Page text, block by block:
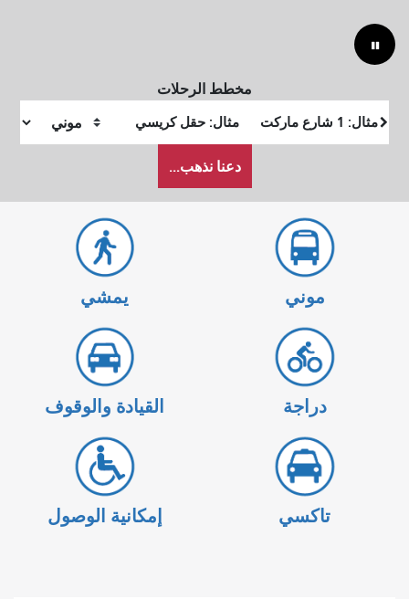
مخطط الرحلات
البداية
النهاية
أرغب
في
دعنا نذهب...
موني يمشي
دراجة القيادة والوقوف
تاكسي إمكانية الوصول